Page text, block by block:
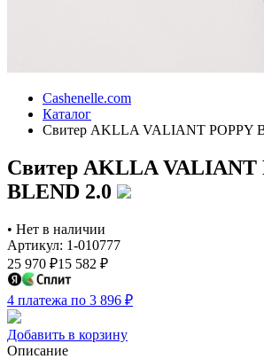
Cashenelle.com
Каталог
Свитер AKLLA VALIANT POPPY
Свитер AKLLA VALIANT
BLEND 2.0
• Нет в наличии
Артикул: 1-010777
25 970 ₽15 582 ₽
4 платежа по 3 896 ₽
Добавить в корзину
Описание